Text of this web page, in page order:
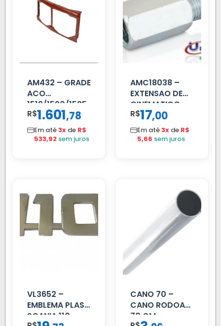
AM432 – GRADE
ACO
1519/1520/1525
R$1.601,78
Em até3x de R$
533,92 sem juros
AMC18038 –
EXTENSAO DE
CINEMATICO
40MM
R$17,00
Em até3x de R$
5,66 sem juros
VL3652 –
EMBLEMA PLAST
SCANIA 110
CANO 70 –
CANO RODOAR
70 CM